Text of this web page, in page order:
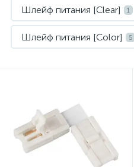
Шлейф питания [Clear] 1
Шлейф питания [Color] 5